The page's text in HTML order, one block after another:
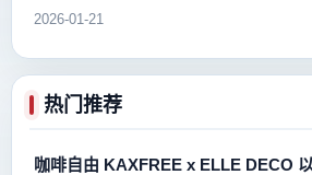
2026-01-21
热门推荐
咖啡自由 KAXFREE x ELLE DECO